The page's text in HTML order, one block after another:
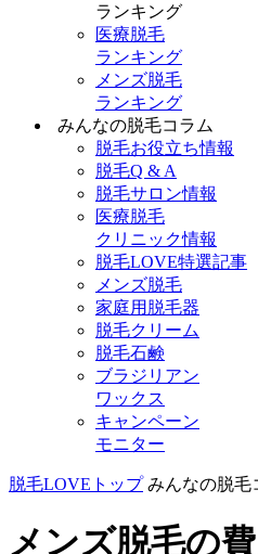
ランキング
医療脱毛
ランキング
メンズ脱毛
ランキング
みんなの脱毛コラム
脱毛お役立ち情報
脱毛Q & A
脱毛サロン情報
医療脱毛
クリニック情報
脱毛LOVE特選記事
メンズ脱毛
家庭用脱毛器
脱毛クリーム
脱毛石鹸
ブラジリアン
ワックス
キャンペーン
モニター
脱毛LOVEトップ みんなの脱毛
メンズ脱毛の